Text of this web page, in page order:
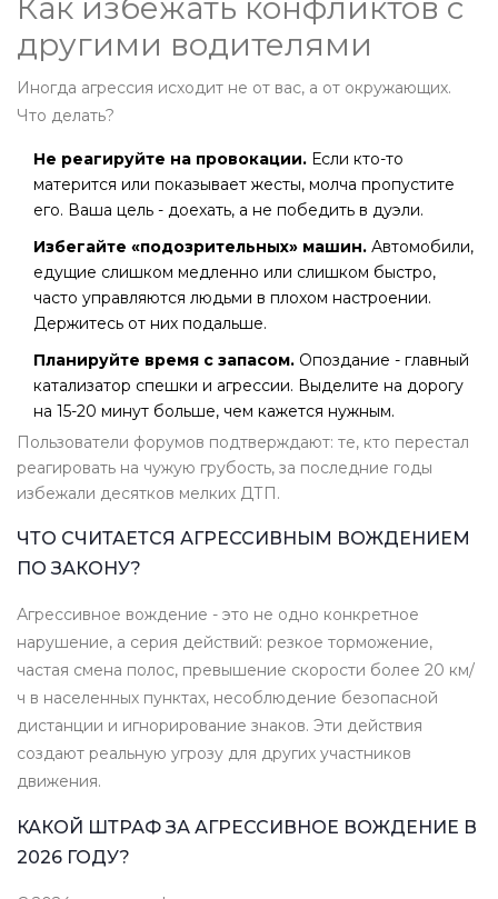
Как избежать конфликтов с
другими водителями
Иногда агрессия исходит не от вас, а от окружающих.
Что делать?
Не реагируйте на провокации. Если кто-то
матерится или показывает жесты, молча пропустите
его. Ваша цель - доехать, а не победить в дуэли.
Избегайте «подозрительных» машин. Автомобили,
едущие слишком медленно или слишком быстро,
часто управляются людьми в плохом настроении.
Держитесь от них подальше.
Планируйте время с запасом. Опоздание - главный
катализатор спешки и агрессии. Выделите на дорогу
на 15-20 минут больше, чем кажется нужным.
Пользователи форумов подтверждают: те, кто перестал
реагировать на чужую грубость, за последние годы
избежали десятков мелких ДТП.
ЧТО СЧИТАЕТСЯ АГРЕССИВНЫМ ВОЖДЕНИЕМ
ПО ЗАКОНУ?
Агрессивное вождение - это не одно конкретное
нарушение, а серия действий: резкое торможение,
частая смена полос, превышение скорости более 20 км/
ч в населенных пунктах, несоблюдение безопасной
дистанции и игнорирование знаков. Эти действия
создают реальную угрозу для других участников
движения.
КАКОЙ ШТРАФ ЗА АГРЕССИВНОЕ ВОЖДЕНИЕ В
2026 ГОДУ?